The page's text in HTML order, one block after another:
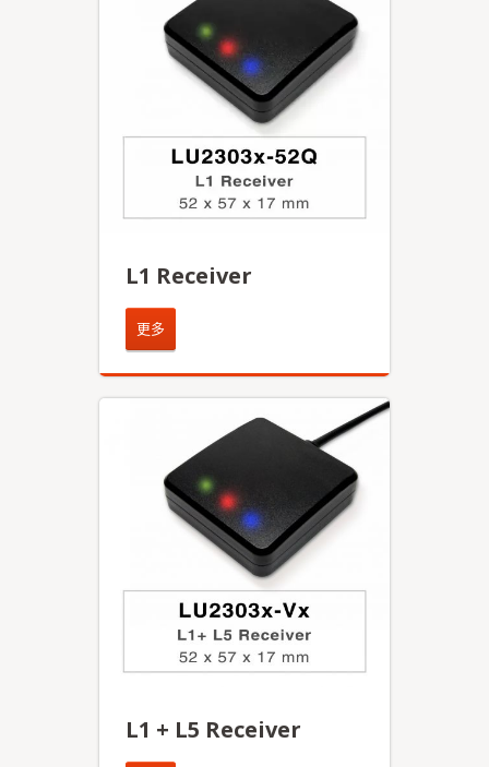
L1 Receiver
更多
L1 + L5 Receiver